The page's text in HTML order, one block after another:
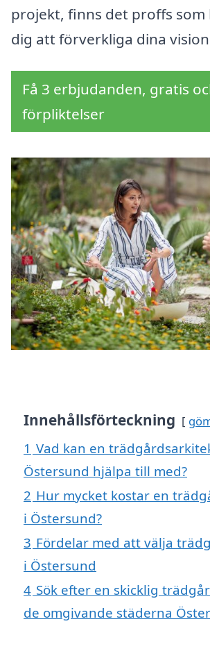
projekt, finns det proffs som
dig att förverkliga dina
Få 3 erbjudanden, gratis
förpliktelser
Innehållsförteckning
1 Vad kan en
Östersund hjälpa till med?
2 Hur mycket kostar en
i Östersund?
3 Fördelar med att välja
i Östersund
4 Sök efter en skicklig
de omgivande städerna